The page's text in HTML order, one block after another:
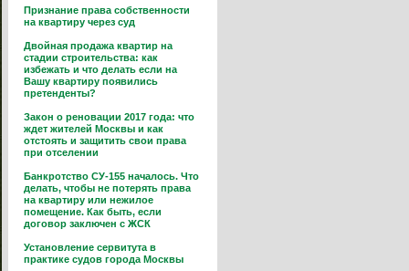
Признание права собственности
на квартиру через суд
Двойная продажа квартир на
стадии строительства: как
избежать и что делать если на
Вашу квартиру появились
претенденты?
Закон о реновации 2017 года: что
ждет жителей Москвы и как
отстоять и защитить свои права
при отселении
Банкротство СУ-155 началось. Что
делать, чтобы не потерять права
на квартиру или нежилое
помещение. Как быть, если
договор заключен с ЖСК
Установление сервитута в
практике судов города Москвы